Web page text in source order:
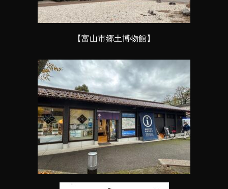
【富山市郷土博物館】